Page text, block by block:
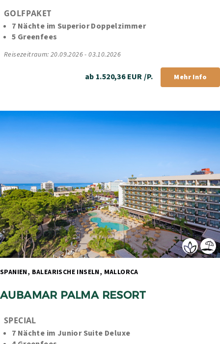
GOLFPAKET
7 Nächte im Superior Doppelzimmer
5 Greenfees
Reisezeitraum: 20.09.2026 - 03.10.2026
ab 1.520,36 EUR /P. Mehr Info
AUBAMAR PALMA RESORT
SPECIAL
7 Nächte im Junior Suite Deluxe